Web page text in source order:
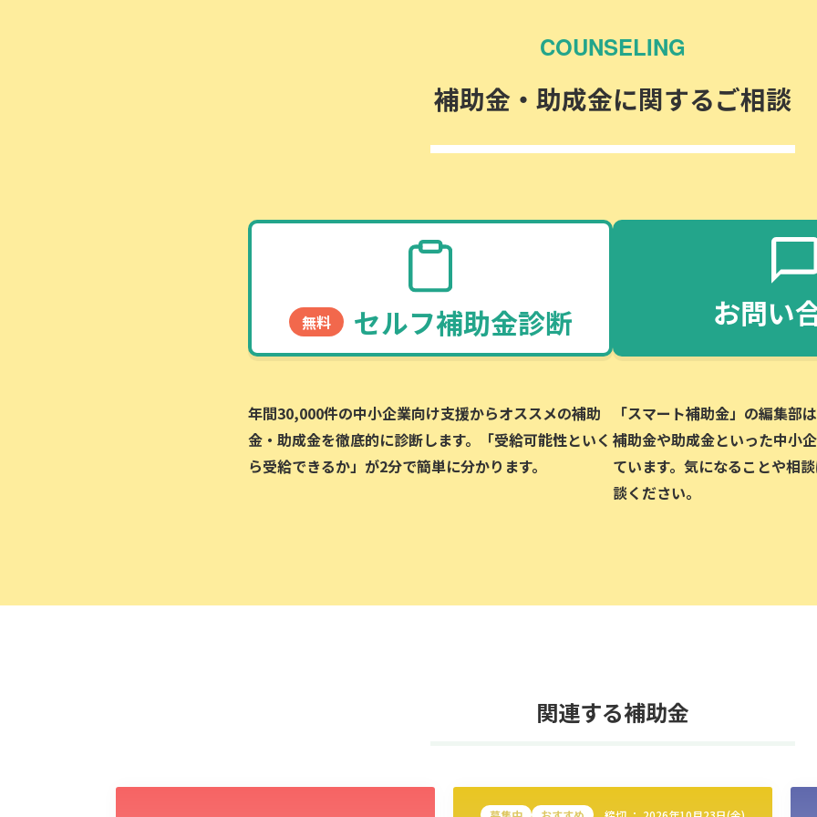
COUNSELING
補助金・助成金に関するご相談
無料 セルフ補助金診断
年間30,000件の中小企業向け支援からオススメの補助
金・助成金を徹底的に診断します。「受給可能性といく
ら受給できるか」が2分で簡単に分かります。
お問い
「スマート補助金」の編集部
補助金や助成金といった中小
ています。気になることや相
談ください。
関連する補助金